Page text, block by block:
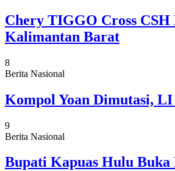
Chery TIGGO Cross
Kalimantan Barat
8
Berita Nasional
Kompol Yoan Dimutasi,
9
Berita Nasional
Bupati Kapuas Hulu Buka